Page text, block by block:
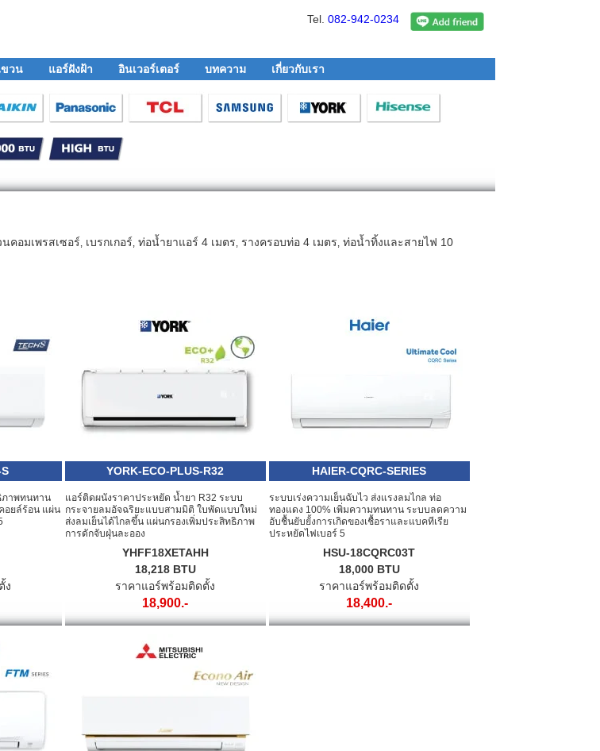
Tel. 082-942-0234
วน แอร์ฝังฝ้า อินเวอร์เตอร์ บทความ เกี่ยวกับเรา
อมเพรสเซอร์‚ เบรกเกอร์‚ ท่อน้ำยาแอร์ 4 เมตร‚ รางครอบท่อ 4 เมตร‚ ท่อน้ำทิ้งและสายไฟ 10
ภาพทนทาน
อยล์ร้อน แผ่น
ง
YORK-ECO-PLUS-R32
แอร์ติดผนังราคาประหยัด น้ำยา R32 ระบบ
กระจายลมอัจฉริยะแบบสามมิติ ใบพัดแบบใหม่
ส่งลมเย็นได้ไกลขึ้น แผ่นกรองเพิ่มประสิทธิภาพ
การดักจับฝุ่นละออง
YHFF18XETAHH
18,218 BTU
ราคาแอร์พร้อมติดตั้ง
18,900.-
HAIER-CQRC-SERIES
ระบบเร่งความเย็นฉับไว ส่งแรงลมไกล ท่อ
ทองแดง 100% เพิ่มความทนทาน ระบบลดความ
อับชื้นยับยั้งการเกิดของเชื้อราและแบคทีเรีย
ประหยัดไฟเบอร์ 5
HSU-18CQRC03T
18,000 BTU
ราคาแอร์พร้อมติดตั้ง
18,400.-